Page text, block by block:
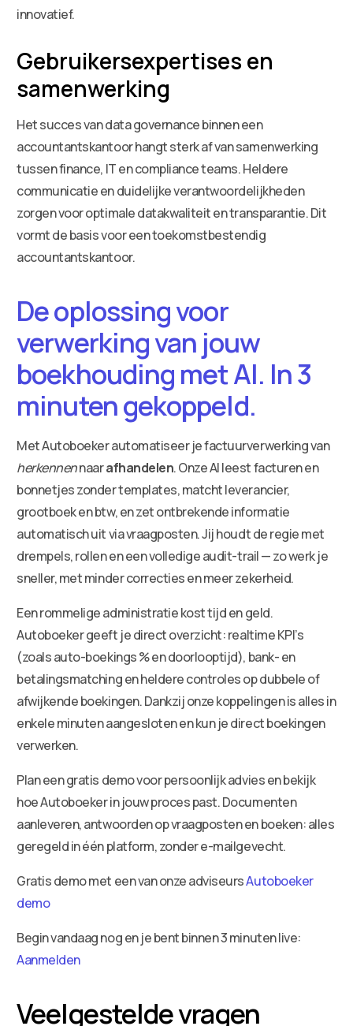
innovatief.
Gebruikersexpertises en
samenwerking
Het succes van data governance binnen een
accountantskantoor hangt sterk af van samenwerking
tussen finance, IT en compliance teams. Heldere
communicatie en duidelijke verantwoordelijkheden
zorgen voor optimale datakwaliteit en transparantie. Dit
vormt de basis voor een toekomstbestendig
accountantskantoor.
De oplossing voor
verwerking van jouw
boekhouding met AI. In 3
minuten gekoppeld.
Met Autoboeker automatiseer je factuurverwerking van
herkennennaarafhandelen. Onze AI leest facturen en
bonnetjes zonder templates, matcht leverancier,
grootboek en btw, en zet ontbrekende informatie
automatisch uit via vraagposten. Jij houdt de regie met
drempels, rollen en een volledige audit-trail — zo werk je
sneller, met minder correcties en meer zekerheid.
Een rommelige administratie kost tijd en geld.
Autoboeker geeft je direct overzicht: realtime KPI’s
(zoals auto-boekings % en doorlooptijd), bank- en
betalingsmatching en heldere controles op dubbele of
afwijkende boekingen. Dankzij onze koppelingen is alles in
enkele minuten aangesloten en kun je direct boekingen
verwerken.
Plan een gratis demo voor persoonlijk advies en bekijk
hoe Autoboeker in jouw proces past. Documenten
aanleveren, antwoorden op vraagposten en boeken: alles
geregeld in één platform, zonder e-mailgevecht.
Gratis demo met een van onze adviseursAutoboeker
demo
Begin vandaag nog en je bent binnen 3 minuten live:
Aanmelden
Veelgestelde vragen